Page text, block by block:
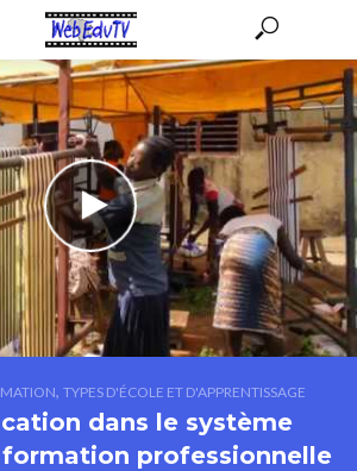
, TYPES D'ÉCOLE ET D'APPRENTISSAGE
dans le système
professionnelle